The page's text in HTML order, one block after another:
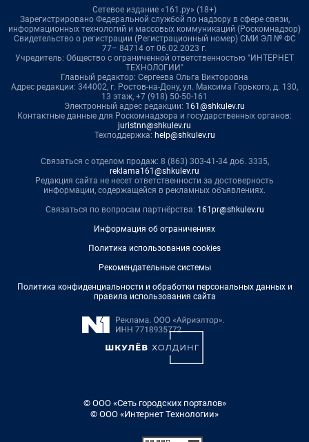
Сетевое издание «161.ру» (18+)
Зарегистрировано Федеральной службой по надзору в сфере связи,
информационных технологий и массовых коммуникаций (Роскомнадзор)
Свидетельство о регистрации (Регистрационный номер) СМИ ЭЛ № ФС
77– 84714 от 06.02.2023 г.
Учредитель: Общество с ограниченной ответственностью "ИНТЕРНЕТ
ТЕХНОЛОГИИ"
Главный редактор: Сергеева Ольга Викторовна
Адрес редакции: 344002, г. Ростов-на-Дону, ул. Максима Горького, д. 130,
13 этаж, +7 (918) 50-50-161
Электронный адрес редакции: 161@shkulev.ru
Контактные данные для Роскомнадзора и государственных органов:
juristnn@shkulev.ru
Техподдержка: help@shkulev.ru
Связаться с отделом продаж: 8 (863) 303-41-34 доб. 3335,
reklama161@shkulev.ru
Редакция сайта не несет ответственности за достоверность
информации, содержащейся в рекламных объявлениях.
Связаться по вопросам партнёрства: 161pr@shkulev.ru
Информация об ограничениях
Политика использования cookies
Рекомендательные системы
Политика конфиденциальности и обработки персональных данных и
правила использования сайта
© ООО «Сеть городских порталов»
© ООО «Интернет Технологии»